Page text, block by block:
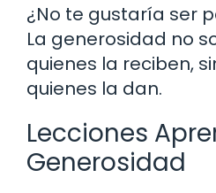
¿No te gustaría ser
La generosidad no
quienes la reciben,
quienes la dan.
Lecciones
Generosidad